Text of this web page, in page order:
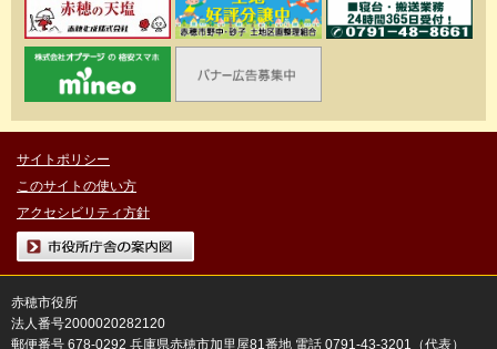
サイトポリシー
このサイトの使い方
アクセシビリティ方針
市役所庁舎の案内図
赤穂市役所
法人番号2000020282120
郵便番号 678-0292 兵庫県赤穂市加里屋81番地 電話 0791-43-3201（代表）